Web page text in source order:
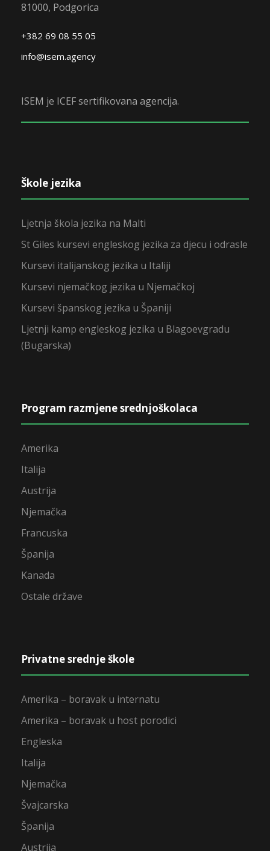
81000, Podgorica
+382 69 08 55 05
info@isem.agency
ISEM je ICEF sertifikovana agencija.
Škole jezika
Ljetnja škola jezika na Malti
St Giles kursevi engleskog jezika za djecu i odrasle
Kursevi italijanskog jezika u Italiji
Kursevi njemačkog jezika u Njemačkoj
Kursevi španskog jezika u Španiji
Ljetnji kamp engleskog jezika u Blagoevgradu
(Bugarska)
Program razmjene srednjoškolaca
Amerika
Italija
Austrija
Njemačka
Francuska
Španija
Kanada
Ostale države
Privatne srednje škole
Amerika – boravak u internatu
Amerika – boravak u host porodici
Engleska
Italija
Njemačka
Švajcarska
Španija
Austrija